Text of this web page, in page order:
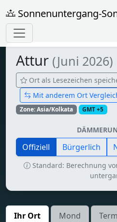
Sonnenuntergang-
Attur (Juni 2026)
Ort als Lesezeichen
Mit anderem Ort
Zone: Asia/Kolkata GMT +5
Offiziell Bürgerlich
Standard: Berechnung
Ihr Ort Mond